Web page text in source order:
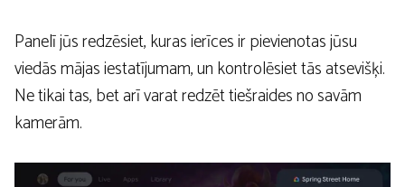
Panelī jūs redzēsiet, kuras ierīces ir pievienotas jūsu
viedās mājas iestatījumam, un kontrolēsiet tās atsevišķi.
Ne tikai tas, bet arī varat redzēt tiešraides no savām
kamerām.